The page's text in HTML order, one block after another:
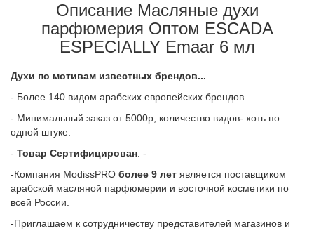
Описание Масляные духи
парфюмерия Оптом ESCADA
ESPECIALLY Emaar 6 мл
Духи по мотивам известных брендов...
- Более 140 видом арабских европейских брендов.
- Минимальный заказ от 5000р, количество видов- хоть по
одной штуке.
- Товар Сертифицирован . -
-Компания ModissPRO более 9 лет является поставщиком
арабской масляной парфюмерии и восточной косметики по
всей России.
-Приглашаем к сотрудничеству представителей магазинов и